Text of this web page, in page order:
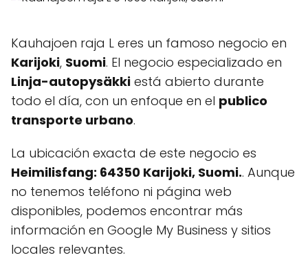
Kauhajoen raja L eres un famoso negocio en
Karijoki, Suomi. El negocio especializado en
Linja-autopysäkki está abierto durante
todo el día, con un enfoque en el publico
transporte urbano.
La ubicación exacta de este negocio es
Heimilisfang: 64350 Karijoki, Suomi.. Aunque
no tenemos teléfono ni página web
disponibles, podemos encontrar más
información en Google My Business y sitios
locales relevantes.